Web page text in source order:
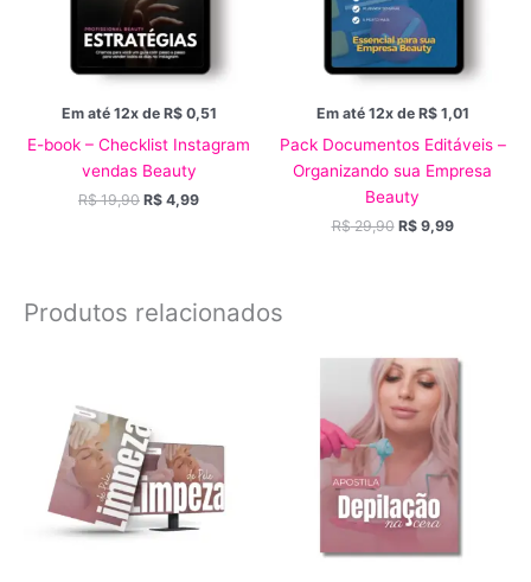
Em até 12x de R$0,51
E-book – Checklist Instagram
vendas Beauty
R$19,90 R$ 4,99
Em até 12x de R$1,01
Pack Documentos Editáveis –
Organizando sua Empresa
Beauty
R$29,90 R$9,99
Produtos relacionados